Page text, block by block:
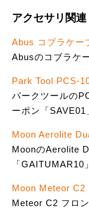
アクセサリ関連
Abus コブラケー
Abusのコブラケ
Park Tool PCS-
パークツールの
ーポン「SAVE01
Moon Aerolite
MoonのAerolite
「GAITUMAR10
Moon Meteor C2
Meteor C2 フロ